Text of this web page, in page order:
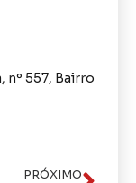
nº 557, Bairro
PRÓXIMO